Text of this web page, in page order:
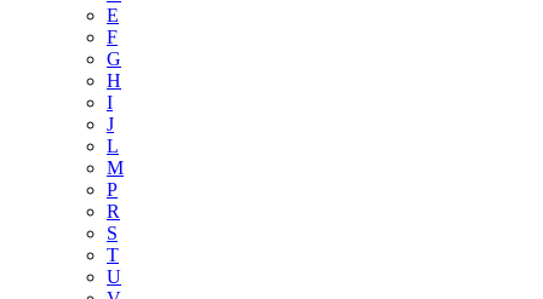
E
F
G
H
I
J
L
M
P
R
S
T
U